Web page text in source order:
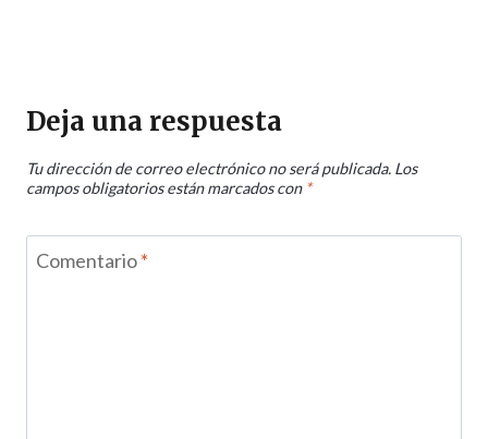
Deja una respuesta
Tu dirección de correo electrónico no será publicada. Los
campos obligatorios están marcados con *
Comentario*